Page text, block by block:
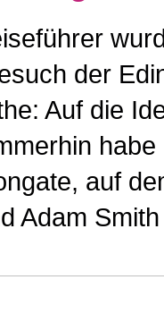
der
Auf die
auf
Adam